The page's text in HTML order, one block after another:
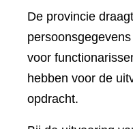
De provincie
voor
hebben voor de
opdracht.